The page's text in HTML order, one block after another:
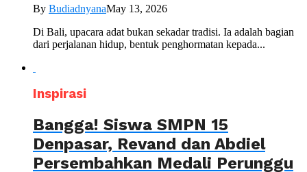
By BudiadnyanaMay 13, 2026
Di Bali, upacara adat bukan sekadar tradisi. Ia adalah bagian
dari perjalanan hidup, bentuk penghormatan kepada...
Inspirasi
Bangga! Siswa SMPN 15
Denpasar, Revand dan Abdiel
Persembahkan Medali Perunggu